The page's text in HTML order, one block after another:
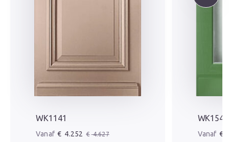
WK1141
€ 4.627
Oorspronkelijke prijs was: € 4.627.
€ 4.252
Huidige prijs is: € 4.252.
WK1545
€